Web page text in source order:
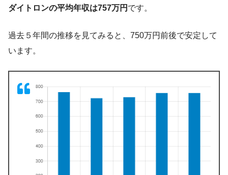
ダイトロンの平均年収は757万円 です。
過去５年間の推移を見てみると、750万円前後で安定して
います。